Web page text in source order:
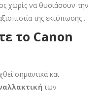
χωρίς να θυσιάσουν την
της εκτύπωσης .
το Canon
σημαντικά και
των